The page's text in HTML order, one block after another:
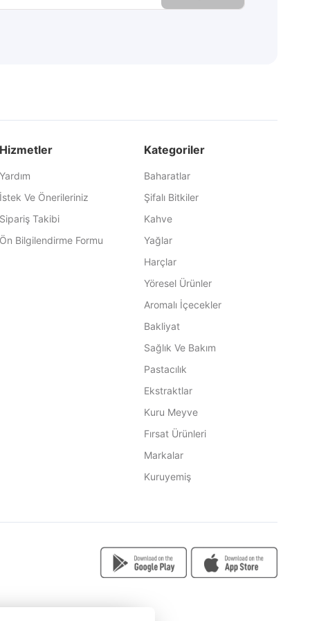
Hizmetler
Yardım
İstek Ve Önerileriniz
Sipariş Takibi
Ön Bilgilendirme Formu
Kategoriler
Baharatlar
Şifalı Bitkiler
Kahve
Yağlar
Harçlar
Yöresel Ürünler
Aromalı İçecekler
Bakliyat
Sağlık Ve Bakım
Pastacılık
Ekstraktlar
Kuru Meyve
Fırsat Ürünleri
Markalar
Kuruyemiş